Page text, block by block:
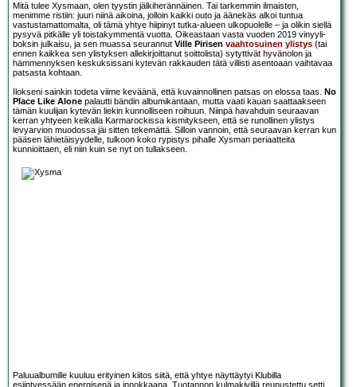
Mitä tulee Xysmaan, olen tyystin jälkiherännäinen. Tai tarkemmin ilmaisten,
menimme ristiin: juuri niinä aikoina, jolloin kaikki outo ja äänekäs alkoi tuntua
vastustamattomalta, oli tämä yhtye hiipinyt tutka-alueen ulkopuolelle – ja olikin siellä
pysyvä pitkälle yli toistakymmentä vuotta. Oikeastaan vasta vuoden 2019 vinyyli-
boksin julkaisu, ja sen muassa seurannut Ville Pirisen vaahtosuinen ylistys (tai
ennen kaikkea sen ylistyksen allekirjoittanut soittolista) sytyttivät hyvänolon ja
hämmennyksen keskuksissani kytevän rakkauden tätä villisti asentoaan vaihtavaa
patsasta kohtaan.
Ilokseni sainkin todeta viime keväänä, että kuvainnollinen patsas on elossa taas. No
Place Like Alone palautti bändin albumikantaan, mutta vaati kauan saattaakseen
tämän kuulijan kytevän liekin kunnolliseen roihuun. Niinpä havahduin seuraavan
kerran yhtyeen keikalla Karmarockissa kismitykseen, että se runollinen ylistys
levyarvion muodossa jäi sitten tekemättä. Silloin vannoin, että seuraavan kerran kun
pääsen lähietäisyydelle, tulkoon koko rypistys pihalle Xysman periaatteita
kunnioittaen, eli niin kuin se nyt on tullakseen.
Paluualbumille kuuluu erityinen kiitos siitä, että yhtye näyttäytyi Klubilla
esiintyessään energisenä ja innokkaana. Tuotannon kulmakivillä reunustettu setti